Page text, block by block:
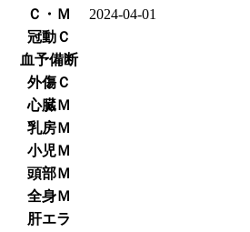
Ｃ・Ｍ
2024-04-01
冠動Ｃ
血予備断
外傷Ｃ
心臓Ｍ
乳房Ｍ
小児Ｍ
頭部Ｍ
全身Ｍ
肝エラ